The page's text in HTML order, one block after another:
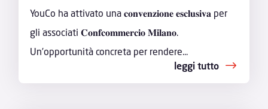
YouCo ha attivato una 𝐜𝐨𝐧𝐯𝐞𝐧𝐳𝐢𝐨𝐧𝐞 𝐞𝐬𝐜𝐥𝐮𝐬𝐢𝐯𝐚 per
gli associati 𝐂𝐨𝐧𝐟𝐜𝐨𝐦𝐦𝐞𝐫𝐜𝐢𝐨 𝐌𝐢𝐥𝐚𝐧𝐨.
Un’opportunità concreta per rendere...
leggi tutto